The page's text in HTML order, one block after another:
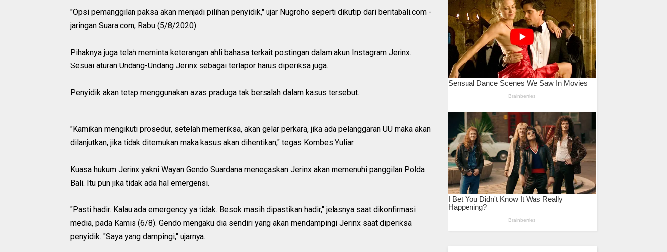
"Opsi pemanggilan paksa akan menjadi pilihan penyidik," ujar Nugroho seperti dikutip dari beritabali.com -
jaringan Suara.com, Rabu (5/8/2020)
Pihaknya juga telah meminta keterangan ahli bahasa terkait postingan dalam akun Instagram Jerinx.
Sesuai aturan Undang-Undang Jerinx sebagai terlapor harus diperiksa juga.
Penyidik akan tetap menggunakan azas praduga tak bersalah dalam kasus tersebut.
"Kamikan mengikuti prosedur, setelah memeriksa, akan gelar perkara, jika ada pelanggaran UU maka akan
dilanjutkan, jika tidak ditemukan maka kasus akan dihentikan," tegas Kombes Yuliar.
Kuasa hukum Jerinx yakni Wayan Gendo Suardana menegaskan Jerinx akan memenuhi panggilan Polda
Bali. Itu pun jika tidak ada hal emergensi.
"Pasti hadir. Kalau ada emergency ya tidak. Besok masih dipastikan hadir," jelasnya saat dikonfirmasi
media, pada Kamis (6/8). Gendo mengaku dia sendiri yang akan mendampingi Jerinx saat diperiksa
penyidik. "Saya yang dampingi," ujarnya.